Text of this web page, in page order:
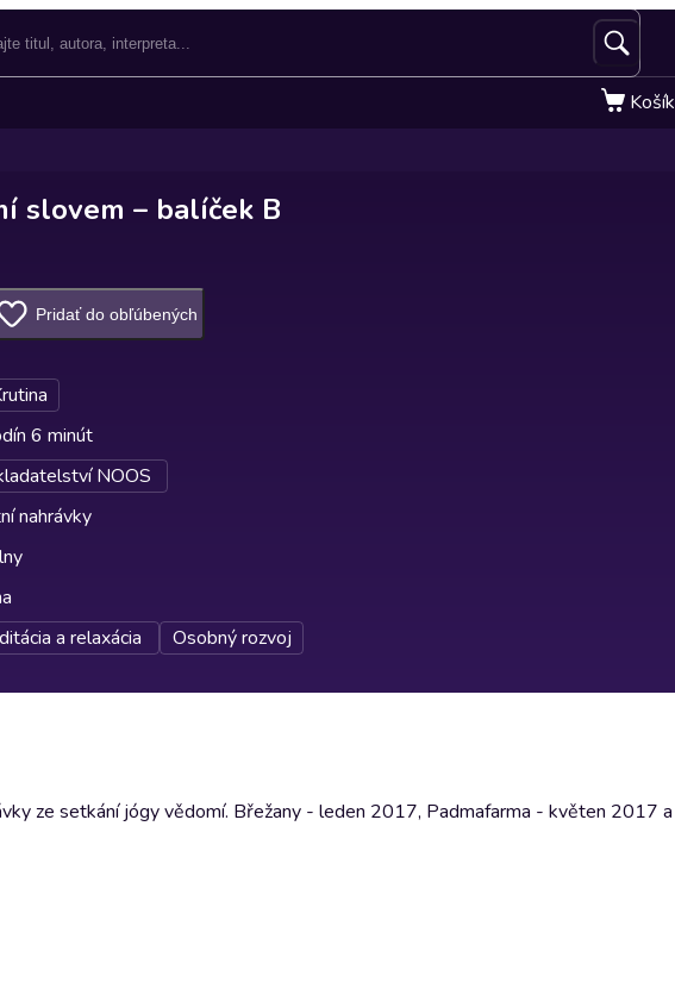
Košík
slovem – balíček B
Pridať do obľúbených
6 minút
NOOS
nahrávky
a relaxácia Osobný rozvoj
ze setkání jógy vědomí. Břežany - leden 2017, Padmafarma - květen 2017 a